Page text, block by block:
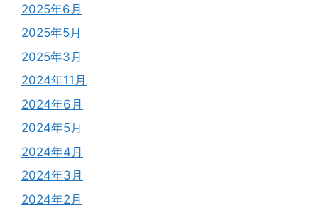
2025年6月
2025年5月
2025年3月
2024年11月
2024年6月
2024年5月
2024年4月
2024年3月
2024年2月